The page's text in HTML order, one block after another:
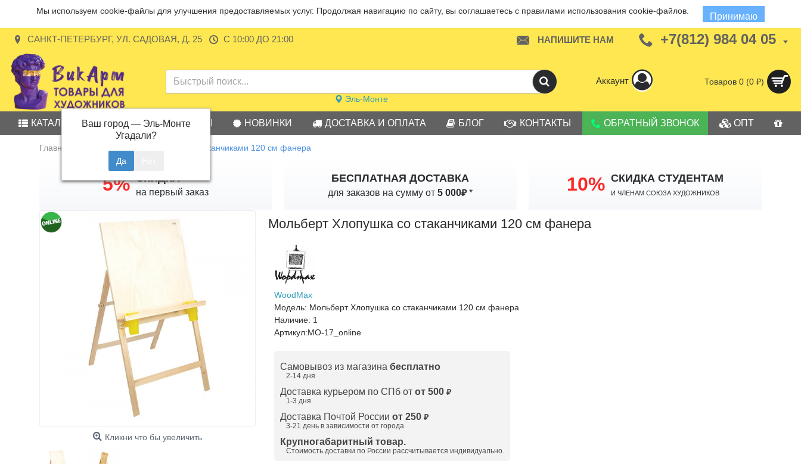
Мы используем cookie-файлы для улучшения предоставляемых услуг. Продолжая навигацию по сайту, вы соглашаетесь с правилами использования cookie-файлов.
Принимаю
САНКТ-ПЕТЕРБУРГ, УЛ. САДОВАЯ, Д. 25 С 10:00 ДО 21:00 НАПИШИТЕ НАМ +7(812) 984 04 05
Эль-Монте
Ваш город — Эль-Монте
Угадали?
Аккаунт Товаров 0 (0 ₽)
КАТАЛОГ АКЦИИ БРЕНДЫ НОВИНКИ ДОСТАВКА И ОПЛАТА БЛОГ КОНТАКТЫ ОБРАТНЫЙ ЗВОНОК ОПТ
Главная Мольберт Хлопушка со стаканчиками 120 см фанера
5% СКИДКА
на первый заказ
БЕСПЛАТНАЯ ДОСТАВКА
для заказов на сумму от5 000₽* 10% СКИДКА СТУДЕНТАМ
И членам Союза Художников
Кликни что бы увеличить
Мольберт Хлопушка со стаканчиками 120 см фанера
WoodMax
Модель: Мольберт Хлопушка со стаканчиками 120 см фанера
Наличие: 1
Артикул:МО-17_online
Самовывоз из магазина бесплатно
2-14 дня
Доставка курьером по СПб от от 500 ₽
1-3 дня
Доставка Почтой России от 250 ₽
3-21 день в зависимости от города
Крупногабаритный товар.
Стоимость доставки по России рассчитывается индивидуально.